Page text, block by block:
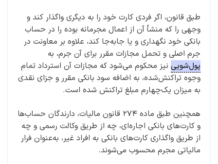
طبق قانون، اگر فردی کارت خود را به دیگری واگذار کند و
وجهی را که منشأ آن از اعمال مجرمانه بوده را در حساب
بانکی خود نگهداری و یا جابه‌جا کند، علاوه بر معاونت در
جرم اصلی و تحمل مجازات مقرر برای آن جرم، به
پول‌شویی نیز محکوم می‌شود که مجازات آن استرداد تمام
وجوه تراکنش‌شده، به اضافه سود بانکی مقرر و جزای نقدی
به میزان یک‌چهارم مبلغ تراکنش شده است.
همچنین طبق ماده ۲۷۴ قانون مالیات، دارندگان حساب‌ها
و کارت‌های بانکی اجاره‌ای، چه از طریق وکالت رسمی و چه
از طریق واگذاری کارت‌های بانکی به افراد غیر، به‌عنوان فرار
مالیاتی مجرم محسوب می‌شوند.